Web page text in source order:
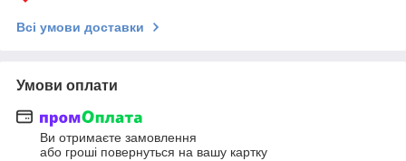
Всі умови доставки
Умови оплати
Ви отримаєте замовлення
або гроші повернуться на вашу картку